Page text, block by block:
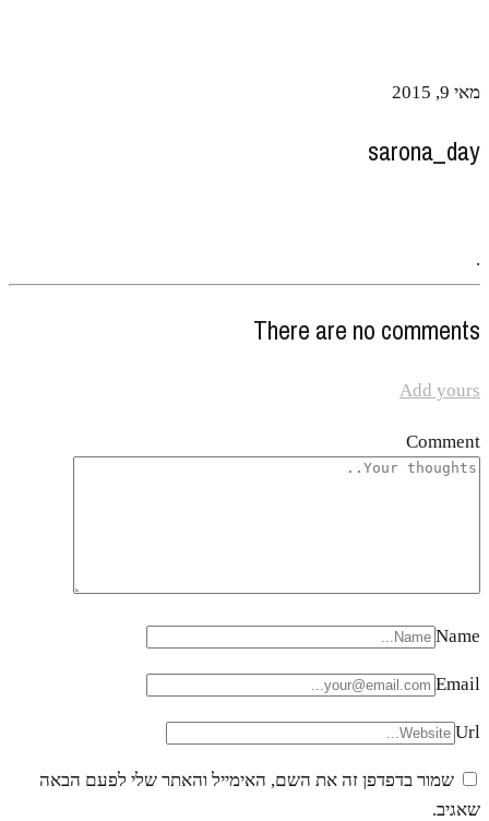
מאי 9, 2015
sarona_day
.
There are no comments
Add yours
Comment
Name
Email
Url
שמור בדפדפן זה את השם, האימייל והאתר שלי לפעם הבאה
שאגיב.